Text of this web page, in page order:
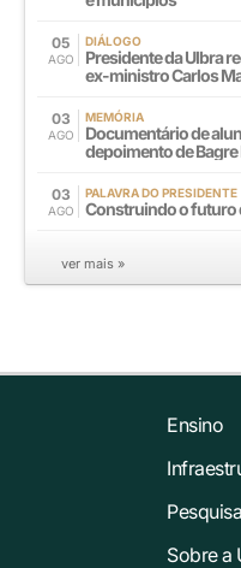
05
AGO
DIÁLOGO
Presidente da Ulbra
ex-ministro Carlos
03
AGO
MEMÓRIA
Documentário de
depoimento de
03
AGO
PALAVRA DO PRESIDENTE
Construindo o futuro
ver mais »
Ensino
Pesquisa
Sobre a